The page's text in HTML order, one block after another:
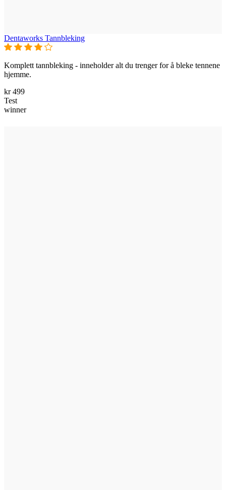
Dentaworks Tannbleking
Komplett tannbleking - inneholder alt du trenger for å bleke tennene
hjemme.
kr 499
Test
winner